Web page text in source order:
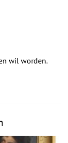
wil worden.